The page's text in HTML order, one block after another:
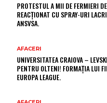
PROTESTUL A MII DE FERMIERI
REACȚIONAT CU SPRAY-URI
ANSVSA.
AFACERI
UNIVERSITATEA CRAIOVA –
PENTRU OLTENI! FORMAȚIA LUI
EUROPA LEAGUE.